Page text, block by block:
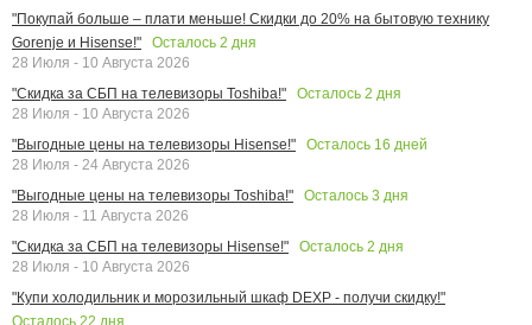
"Покупай больше – плати меньше! Скидки до 20% на бытовую технику
Gorenje и Hisense!"
Осталось 2 дня
28 Июля - 10 Августа 2026
"Скидка за СБП на телевизоры Toshiba!"
Осталось 2 дня
28 Июля - 10 Августа 2026
"Выгодные цены на телевизоры Hisense!"
Осталось 16 дней
28 Июля - 24 Августа 2026
"Выгодные цены на телевизоры Toshiba!"
Осталось 3 дня
28 Июля - 11 Августа 2026
"Скидка за СБП на телевизоры Hisense!"
Осталось 2 дня
28 Июля - 10 Августа 2026
"Купи холодильник и морозильный шкаф DEXP - получи скидку!"
Осталось 22 дня